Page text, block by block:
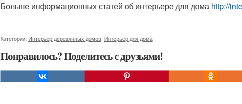
Больше информационных статей об интерьере для дома http://
Категории: Интерьер деревянных домов Интерьер для дома
Понравилось? Поделитесь с друзьями!